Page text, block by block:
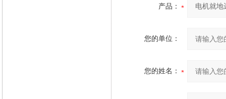
产品：
您的单位：
您的姓名：